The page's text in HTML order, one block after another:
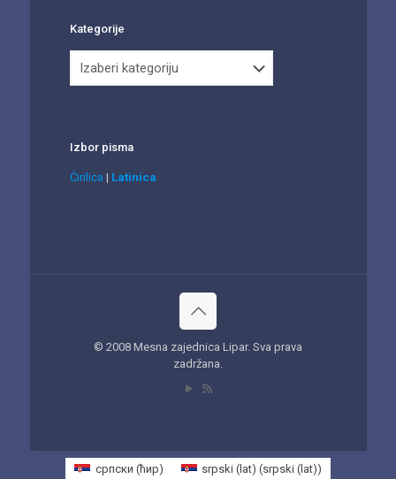
Kategorije
Izbor pisma
Ćirilica | Latinica
© 2008 Mesna zajednica Lipar. Sva prava
zadržana.
српски (ћир) srpski (lat) (srpski (lat))